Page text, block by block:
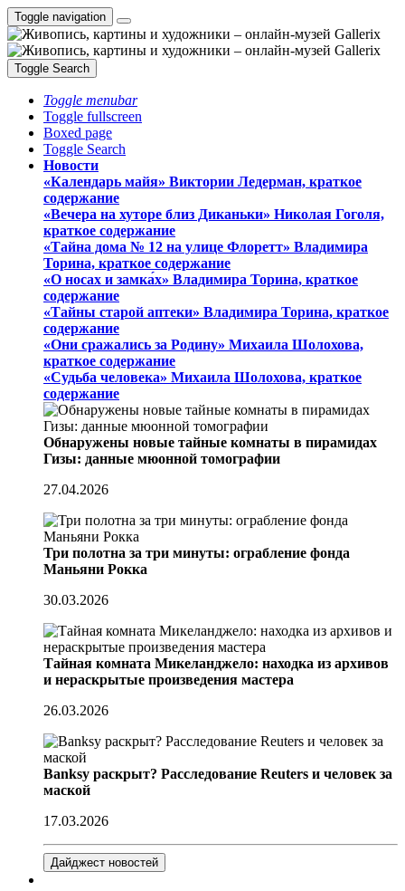
Toggle navigation
Toggle Search
Toggle menubar
Toggle fullscreen
Boxed page
Toggle Search
Новости
«Календарь майя» Виктории Ледерман, краткое
содержание
«Вечера на хуторе близ Диканьки» Николая Гоголя,
краткое содержание
«Тайна дома № 12 на улице Флоретт» Владимира
Торина, краткое содержание
«О носах и замка́х» Владимира Торина, краткое
содержание
«Тайны старой аптеки» Владимира Торина, краткое
содержание
«Они сражались за Родину» Михаила Шолохова,
краткое содержание
«Судьба человека» Михаила Шолохова, краткое
содержание
Обнаружены новые тайные комнаты в пирамидах
Гизы: данные мюонной томографии
27.04.2026
Три полотна за три минуты: ограбление фонда
Маньяни Рокка
30.03.2026
Тайная комната Микеланджело: находка из архивов
и нераскрытые произведения мастера
26.03.2026
Banksy раскрыт? Расследование Reuters и человек за
маской
17.03.2026
Дайджест новостей